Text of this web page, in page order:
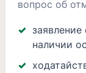
вопрос об
наличии